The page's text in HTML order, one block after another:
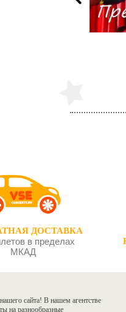
ДОСТАВКА
в пределах
МКАД
сайта! В нашем агентстве
на разнообразные